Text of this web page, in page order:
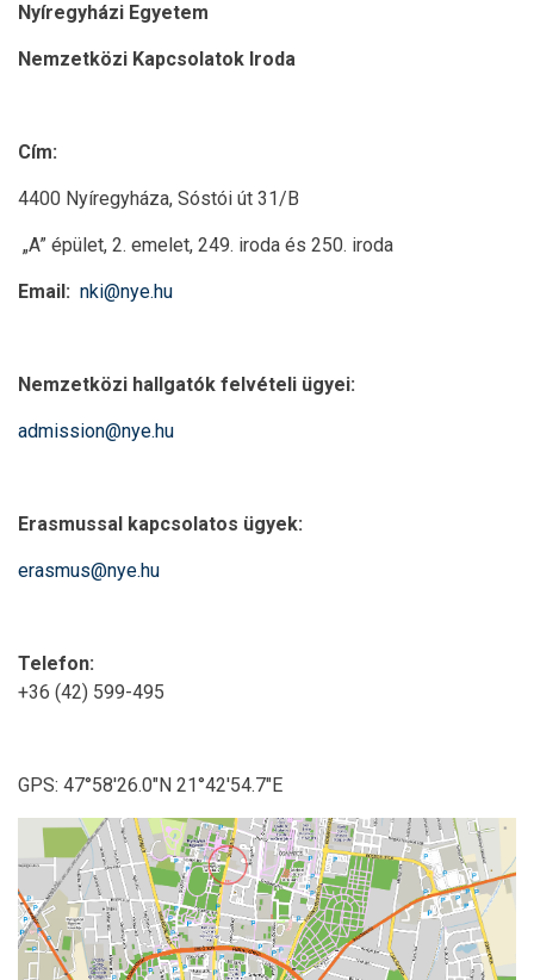
Nyíregyházi Egyetem
Nemzetközi Kapcsolatok Iroda
Cím:
4400 Nyíregyháza, Sóstói út 31/B
„A” épület, 2. emelet, 249. iroda és 250. iroda
Email: nki@nye.hu
Nemzetközi hallgatók felvételi ügyei:
admission@nye.hu
Erasmussal kapcsolatos ügyek:
erasmus@nye.hu
Telefon:
+36 (42) 599-495
GPS: 47°58'26.0"N 21°42'54.7"E